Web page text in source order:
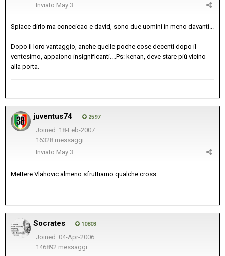
Inviato May 3
Spiace dirlo ma conceicao e david, sono due uomini in meno davanti...
Dopo il loro vantaggio, anche quelle poche cose decenti dopo il
ventesimo, appaiono insignificanti....Ps: kenan, deve stare più vicino
alla porta.
juventus74 2597
Joined: 18-Feb-2007
16328 messaggi
Inviato May 3
Mettere Vlahovic almeno sfruttiamo qualche cross
Socrates 10803
Joined: 04-Apr-2006
146892 messaggi